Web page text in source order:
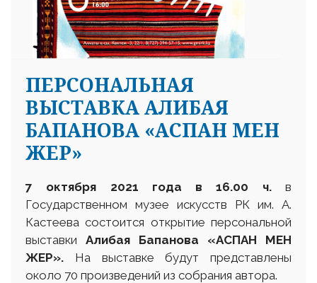
ПЕРСОНАЛЬНАЯ
ВЫСТАВКА АЛИБАЯ
БАПАНОВА «АСПАН МЕН
ЖЕР»
7 октября 2021 года в 16.00 ч.в
Государственном музее искусств РК им. А.
Кастеева состоится открытие персональной
выставки Алибая Бапанова «АСПАН МЕН
ЖЕР». На выставке будут представлены
около 70 произведений из собрания автора.